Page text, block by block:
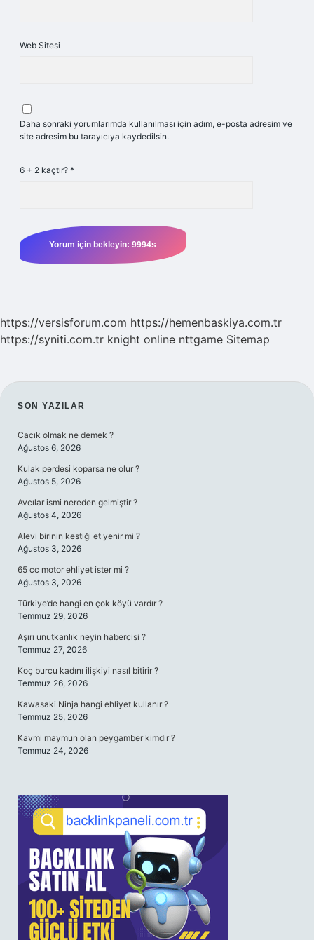
Web Sitesi
Daha sonraki yorumlarımda kullanılması için adım, e-posta adresim ve
site adresim bu tarayıcıya kaydedilsin.
6 + 2 kaçtır? *
https://versisforum.com https://hemenbaskiya.com.tr
https://syniti.com.tr knight online nttgame Sitemap
SIDEBAR
SON YAZILAR
Cacık olmak ne demek ?
Ağustos 6, 2026
Kulak perdesi koparsa ne olur ?
Ağustos 5, 2026
Avcılar ismi nereden gelmiştir ?
Ağustos 4, 2026
Alevi birinin kestiği et yenir mi ?
Ağustos 3, 2026
65 cc motor ehliyet ister mi ?
Ağustos 3, 2026
Türkiye’de hangi en çok köyü vardır ?
Temmuz 29, 2026
Aşırı unutkanlık neyin habercisi ?
Temmuz 27, 2026
Koç burcu kadını ilişkiyi nasıl bitirir ?
Temmuz 26, 2026
Kawasaki Ninja hangi ehliyet kullanır ?
Temmuz 25, 2026
Kavmi maymun olan peygamber kimdir ?
Temmuz 24, 2026